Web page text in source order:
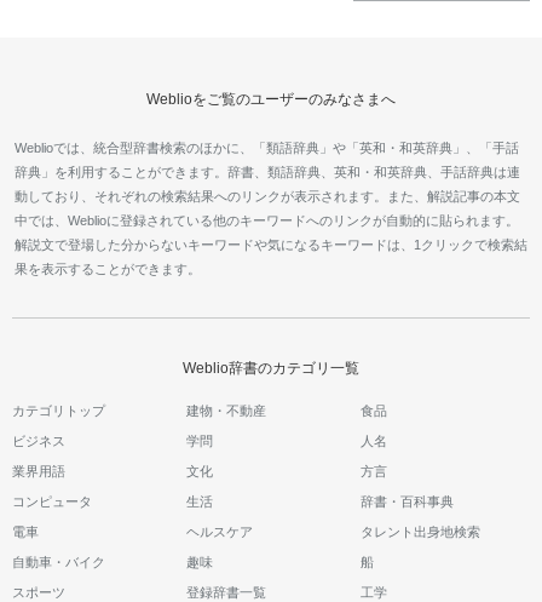
Weblioをご覧のユーザーのみなさまへ
Weblioでは、統合型辞書検索のほかに、「類語辞典」や「英和・和英辞典」、「手話
辞典」を利用することができます。辞書、類語辞典、英和・和英辞典、手話辞典は連
動しており、それぞれの検索結果へのリンクが表示されます。また、解説記事の本文
中では、Weblioに登録されている他のキーワードへのリンクが自動的に貼られます。
解説文で登場した分からないキーワードや気になるキーワードは、1クリックで検索結
果を表示することができます。
Weblio辞書のカテゴリ一覧
カテゴリトップ 建物・不動産 食品
ビジネス 学問 人名
業界用語 文化 方言
コンピュータ 生活 辞書・百科事典
電車 ヘルスケア タレント出身地検索
自動車・バイク 趣味 船
スポーツ 登録辞書一覧 工学